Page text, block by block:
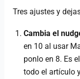
Tres ajustes y
Cambia el
en 10 al usar
ponlo en 8. Es
todo el artículo